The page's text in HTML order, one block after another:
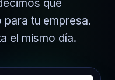
qué
tu empresa.
el mismo día.